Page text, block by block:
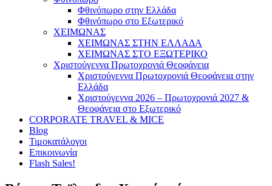
Φθινόπωρο στην Ελλάδα
Φθινόπωρο στο Εξωτερικό
ΧΕΙΜΩΝΑΣ
ΧΕΙΜΩΝΑΣ ΣΤΗΝ ΕΛΛΑΔΑ
ΧΕΙΜΩΝΑΣ ΣΤΟ ΕΞΩΤΕΡΙΚΟ
Χριστούγεννα Πρωτοχρονιά Θεοφάνεια
Χριστούγεννα Πρωτοχρονιά Θεοφάνεια στην
Ελλάδα
Χριστούγεννα 2026 – Πρωτοχρονιά 2027 &
Θεοφάνεια στο Εξωτερικό
CORPORATE TRAVEL & MICE
Blog
Τιμοκατάλογοι
Επικοινωνία
Flash Sales!